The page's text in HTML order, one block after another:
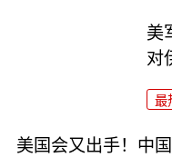
美
对
最
美国会又出手！中